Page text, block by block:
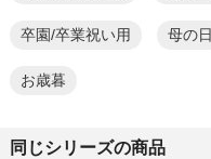
卒園/卒業祝い用 母の日
お歳暮
同じシリーズの商品